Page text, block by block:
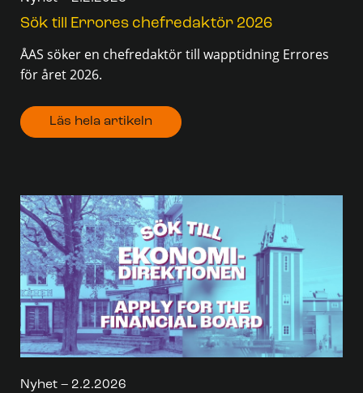
Sök till Errores chefredaktör 2026
ÅAS söker en chefredaktör till wapptidning Errores
för året 2026.
Läs hela artikeln
Nyhet – 2.2.2026